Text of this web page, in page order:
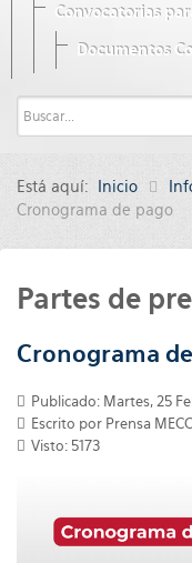
Convocatorias
Documentos
Está aquí: Inicio
Cronograma de pago
Partes de
Cronograma
Publicado: Martes, 25
Escrito por Prensa
Visto: 5173